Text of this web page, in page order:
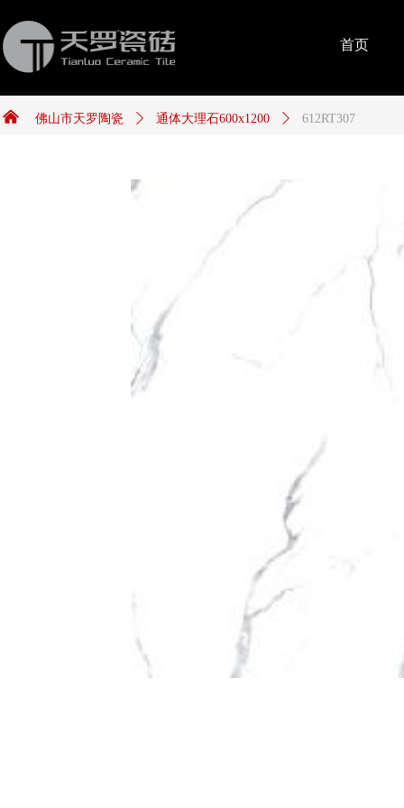
首页
佛山市天罗陶瓷 ꄲ 通体大理石600x1200 ꄲ 612RT307
낀